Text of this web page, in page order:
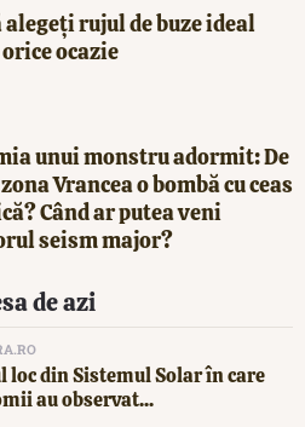
alegeți rujul de buze ideal
ocazie
unui monstru adormit: De
Vrancea o bombă cu ceas
Când ar putea veni
seism major?
de azi
loc din Sistemul Solar în care
au observat...